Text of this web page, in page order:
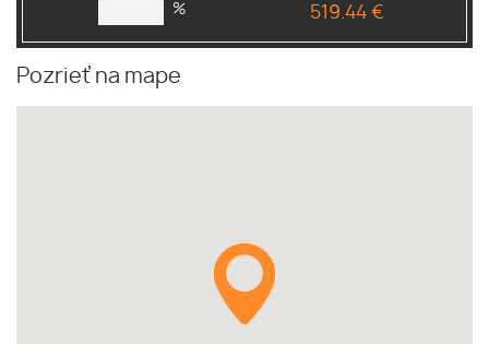
%
519.44 €
Pozrieť na mape